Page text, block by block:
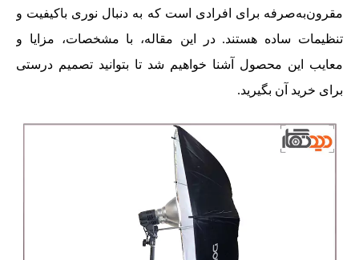
مقرون‌به‌صرفه برای افرادی است که به دنبال نوری باکیفیت و
تنظیمات ساده هستند. در این مقاله، با مشخصات، مزایا و
معایب این محصول آشنا خواهیم شد تا بتوانید تصمیم درستی
برای خرید آن بگیرید.